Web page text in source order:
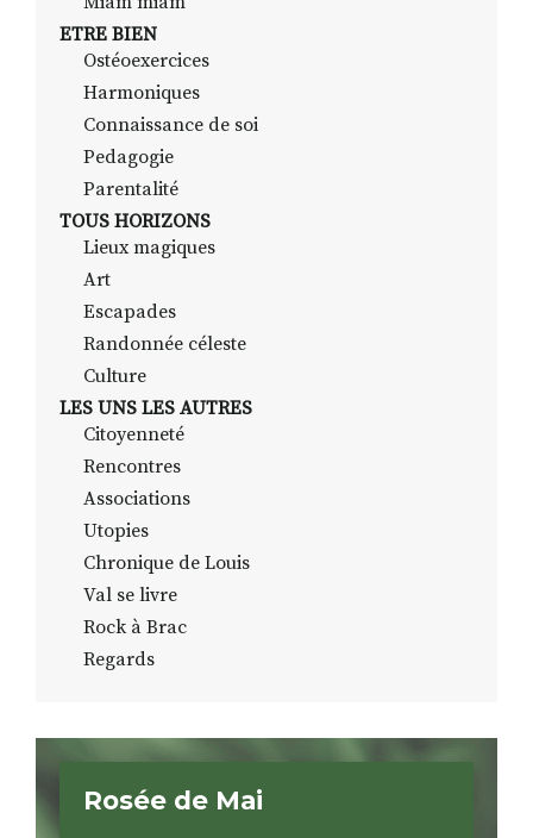
ETRE BIEN
Ostéoexercices
Harmoniques
Connaissance de soi
Pedagogie
Parentalité
TOUS HORIZONS
Lieux magiques
Art
Escapades
Randonnée céleste
Culture
LES UNS LES AUTRES
Citoyenneté
Rencontres
Associations
Utopies
Chronique de Louis
Val se livre
Rock à Brac
Regards
Rosée de Mai